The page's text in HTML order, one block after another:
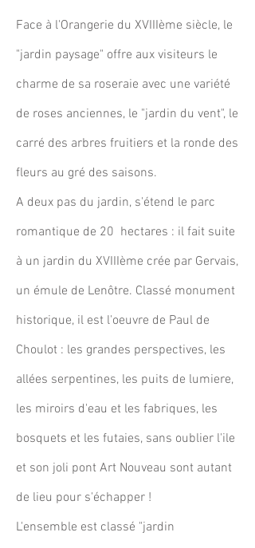
Face à l'Orangerie du XVIIIème siècle, le
"jardin paysage" offre aux visiteurs le
charme de sa roseraie avec une variété
de roses anciennes, le "jardin du vent", le
carré des arbres fruitiers et la ronde des
fleurs au gré des saisons.
A deux pas du jardin, s'étend le parc
romantique de 20 hectares : il fait suite
à un jardin du XVIIIème crée par Gervais,
un émule de Lenôtre. Classé monument
historique, il est l'oeuvre de Paul de
Choulot : les grandes perspectives, les
allées serpentines, les puits de lumiere,
les miroirs d'eau et les fabriques, les
bosquets et les futaies, sans oublier l'ile
et son joli pont Art Nouveau sont autant
de lieu pour s'échapper !
L'ensemble est classé "jardin